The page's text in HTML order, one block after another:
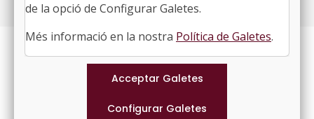
de la opció de Configurar Galetes.
Més informació en la nostra Política de Galetes.